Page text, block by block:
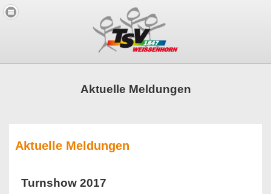
Aktuelle Meldungen
Aktuelle Meldungen
Turnshow 2017